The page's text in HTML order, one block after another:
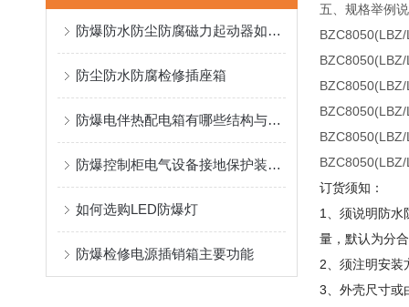
防爆防水防尘防腐磁力起动器如何接线
防尘防水防腐检修插座箱
防爆电伴热配电箱有哪些结构与功能特点？
防爆控制柜电气设备接地保护装置重要性
如何选购LED防爆灯
防爆检修电源插销箱主要功能
五、规格举例
订货须知：
1、须说明防水
量，默认为分
2、须注明安
3、外壳尺寸或